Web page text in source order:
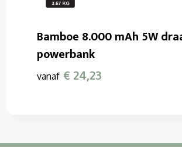
Bamboe 8.000 mAh 5W
powerbank
vanaf € 24,23